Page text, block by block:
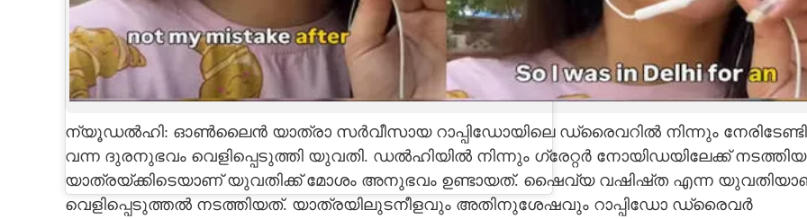
CARTOONS
LITERATURE
ന്യൂഡൽഹി: ഓൺലൈൻ യാത്രാ സർവീസായ റാപ്പിഡോയിലെ ഡ്രൈവറിൽ നിന്നും നേരിടേണ്ടി
വന്ന ദുരനുഭവം വെളിപ്പെടുത്തി യുവതി. ഡൽഹിയിൽ നിന്നും ഗ്രേറ്റർ നോയിഡയിലേക്ക് നടത്തിയ
യാത്രയ്‌ക്കിടെയാണ് യുവതിക്ക് മോശം അനുഭവം ഉണ്ടായത്. ഷൈവ്യ വഷി‌ഷ്‌ത എന്ന
വെളിപ്പെടുത്തൽ നടത്തിയത്. യാത്രയിലുടനീളവും അതിനുശേഷവും റാപ്പിഡോ ഡ്രൈവർ